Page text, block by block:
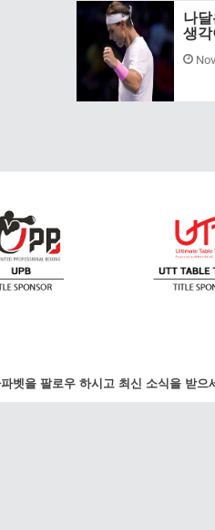
나
생
벳을 팔로우 하시고 최신 소식을 받으